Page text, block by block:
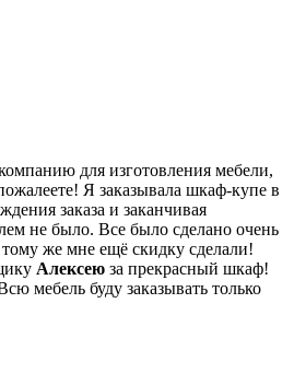
для изготовления мебели,
Я заказывала шкаф-купе в
заказа и заканчивая
не было. Все было сделано очень
же мне ещё скидку сделали!
Алексею за прекрасный шкаф!
мебель буду заказывать только